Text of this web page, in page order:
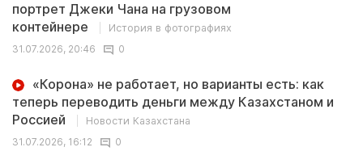
портрет Джеки Чана на грузовом
контейнере
История в фотографиях
31.07.2026, 20:46
0
«Корона» не работает, но варианты есть: как
теперь переводить деньги между Казахстаном и
Россией
Новости Казахстана
31.07.2026, 16:12
0